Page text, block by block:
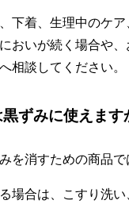
下着、生理中のケ
おいが続く場合や
相談してください。
ずみに使えます
を消すための商品で
場合は、こすり洗